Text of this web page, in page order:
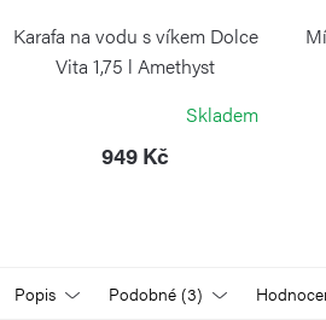
Karafa na vodu s víkem Dolce
Vita 1,75 l Amethyst
Skladem
949 Kč
Popis Podobné (3)